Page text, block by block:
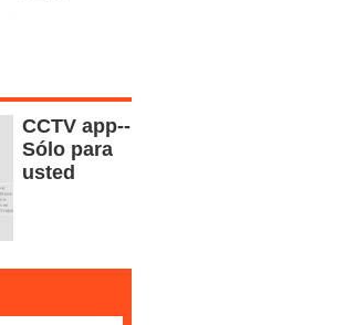
CCTV app--
Sólo para
usted